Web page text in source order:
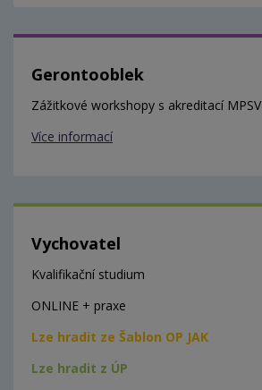
Gerontooblek
Zážitkové workshopy s akreditací MPSV
Více informací
Vychovatel
Kvalifikační studium
ONLINE + praxe
Lze hradit ze Šablon OP JAK
Lze hradit z ÚP